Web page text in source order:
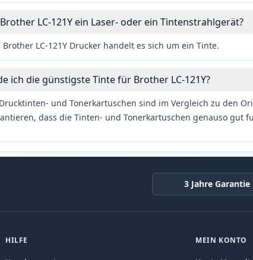
LC-121Y ein Laser- oder ein Tintenstrahlgerät?
Brother LC-121Y Drucker handelt es sich um ein Tinte.
ich die günstigste Tinte für Brother LC-121Y?
und Tonerkartuschen sind im Vergleich zu den
dass die Tinten- und Tonerkartuschen genauso gut
3 Jahre Garantie
HILFE MEIN KONTO